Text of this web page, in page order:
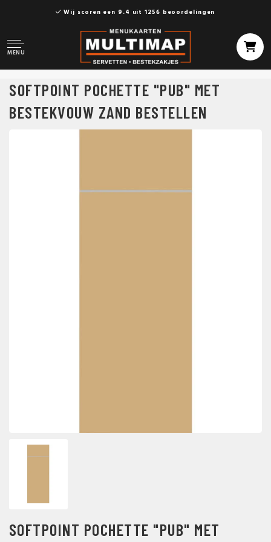
Wij scoren een 9.4 uit 1256 beoordelingen
MENU
SOFTPOINT POCHETTE "PUB" MET
BESTEKVOUW ZAND BESTELLEN
SOFTPOINT POCHETTE "PUB" MET